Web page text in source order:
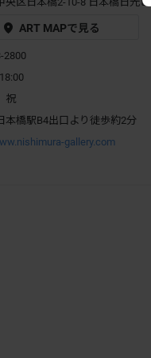
ART MAPで見る
2800
祝
本橋駅B4出口より徒歩約2分
gallery.com